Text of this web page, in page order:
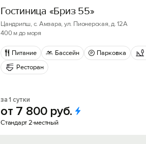
Гостиница «Бриз 55»
Цандрипш, с. Амзара, ул. Пионерская, д. 12А
400 м до моря
Питание Бассейн Парковка
Ресторан
за 1 сутки
от 7 800 руб.
Стандарт 2-местный